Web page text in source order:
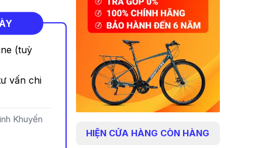
(tuỳ
vấn chi
Khuyến
HIỆN CỬA HÀNG CÒN HÀNG